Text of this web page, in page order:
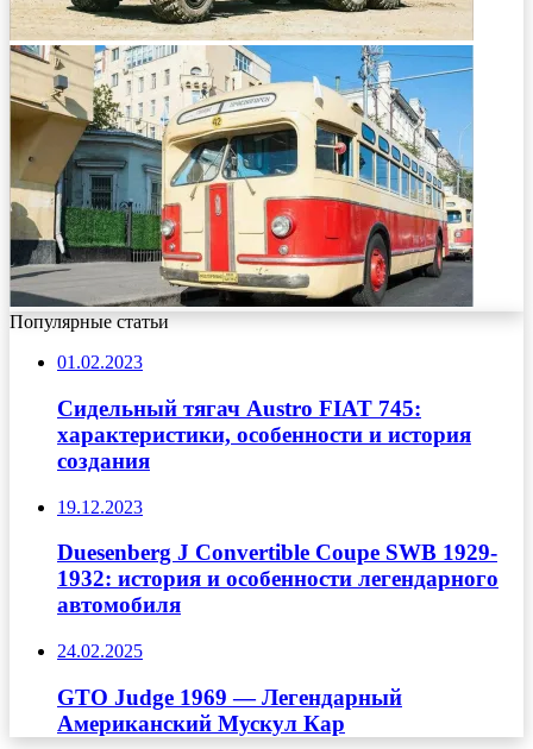
Популярные статьи
01.02.2023
Сидельный тягач Austro FIAT 745:
характеристики, особенности и история
создания
19.12.2023
Duesenberg J Convertible Coupe SWB 1929-
1932: история и особенности легендарного
автомобиля
24.02.2025
GTO Judge 1969 — Легендарный
Американский Мускул Кар